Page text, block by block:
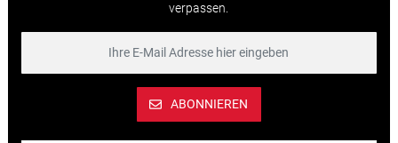
verpassen.
ABONNIEREN